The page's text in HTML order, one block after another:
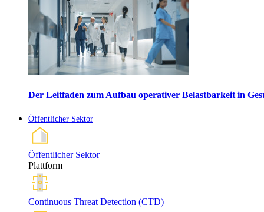
Der Leitfaden zum Aufbau operativer Belastbarkeit in
Öffentlicher Sektor
Öffentlicher Sektor
Plattform
Continuous Threat Detection (CTD)